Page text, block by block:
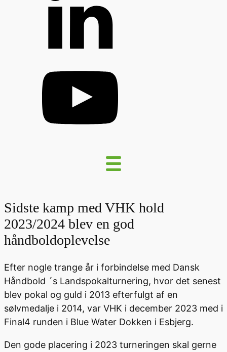
Sidste kamp med VHK hold
2023/2024 blev en god
håndboldoplevelse
Efter nogle trange år i forbindelse med Dansk
Håndbold ´s Landspokalturnering, hvor det senest
blev pokal og guld i 2013 efterfulgt af en
sølvmedalje i 2014, var VHK i december 2023 med i
Final4 runden i Blue Water Dokken i Esbjerg.
Den gode placering i 2023 turneringen skal gerne